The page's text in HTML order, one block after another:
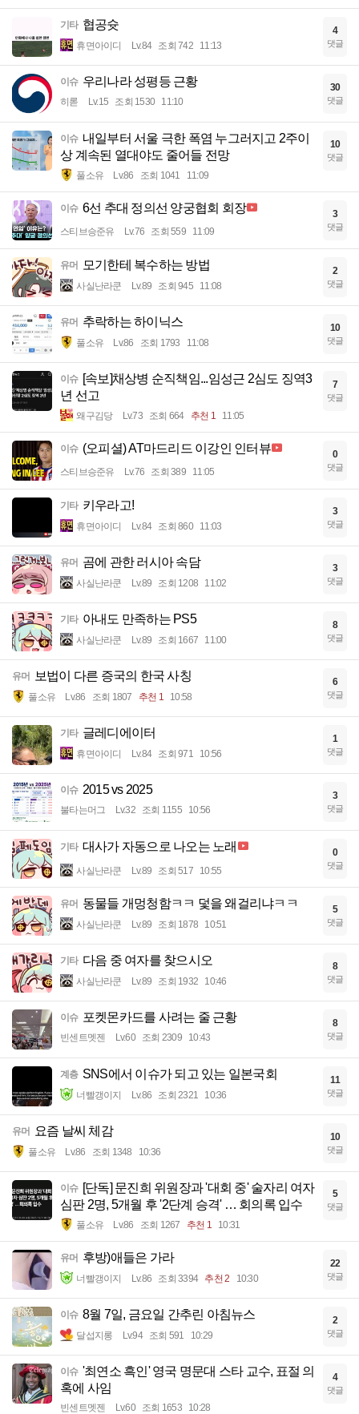
기타 협공슛
휴면아이디 Lv.84 조회 742 11:13
4
댓글
이슈 우리나라 성평등 근황
히롣 Lv.15 조회 1530 11:10
30
댓글
이슈 내일부터 서울 극한 폭염 누그러지고 2주이
상 계속된 열대야도 줄어들 전망
풀소유 Lv.86 조회 1041 11:09
10
댓글
이슈 6선 추대 정의선 양궁협회 회장
스티브승준유 Lv.76 조회 559 11:09
3
댓글
유머 모기한테 복수하는 방법
사실난라쿤 Lv.89 조회 945 11:08
2
댓글
유머 추락하는 하이닉스
풀소유 Lv.86 조회 1793 11:08
10
댓글
이슈 [속보]채상병 순직책임...임성근 2심도 징역3
년 선고
왜구김당 Lv.73 조회 664 추천 1 11:05
7
댓글
이슈 (오피셜) AT마드리드 이강인 인터뷰
스티브승준유 Lv.76 조회 389 11:05
0
댓글
기타 키우라고!
휴면아이디 Lv.84 조회 860 11:03
3
댓글
유머 곰에 관한 러시아 속담
사실난라쿤 Lv.89 조회 1208 11:02
3
댓글
기타 아내도 만족하는 PS5
사실난라쿤 Lv.89 조회 1667 11:00
8
댓글
유머 보법이 다른 증국의 한국 사칭
풀소유 Lv.86 조회 1807 추천 1 10:58
6
댓글
기타 글레디에이터
휴면아이디 Lv.84 조회 971 10:56
1
댓글
이슈 2015 vs 2025
불타는머그 Lv.32 조회 1155 10:56
3
댓글
기타 대사가 자동으로 나오는 노래
사실난라쿤 Lv.89 조회 517 10:55
0
댓글
유머 동물들 개멍청함ㅋㅋ 덫을 왜걸리냐ㅋㅋ
사실난라쿤 Lv.89 조회 1878 10:51
5
댓글
기타 다음 중 여자를 찾으시오
사실난라쿤 Lv.89 조회 1932 10:46
8
댓글
이슈 포켓몬카드를 사려는 줄 근황
빈센트멧젠 Lv.60 조회 2309 10:43
8
댓글
계층 SNS에서 이슈가 되고 있는 일본국회
너빨갱이지 Lv.86 조회 2321 10:36
11
댓글
유머 요즘 날씨 체감
풀소유 Lv.86 조회 1348 10:36
10
댓글
이슈 [단독] 문진희 위원장과 '대회 중' 술자리 여자
심판 2명, 5개월 후 '2단계 승격' … 회의록 입수
풀소유 Lv.86 조회 1267 추천 1 10:31
5
댓글
유머 후방)애들은 가라
너빨갱이지 Lv.86 조회 3394 추천 2 10:30
22
댓글
이슈 8월 7일, 금요일 간추린 아침뉴스
달섭지롱 Lv.94 조회 591 10:29
2
댓글
이슈 '최연소 흑인' 영국 명문대 스타 교수, 표절 의
혹에 사임
빈센트멧젠 Lv.60 조회 1653 10:28
4
댓글